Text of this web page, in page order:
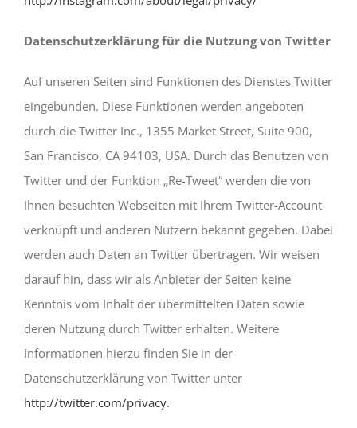
Datenschutzerklärung für die Nutzung von Twitter
Auf unseren Seiten sind Funktionen des Dienstes Twitter
eingebunden. Diese Funktionen werden angeboten
durch die Twitter Inc., 1355 Market Street, Suite 900,
San Francisco, CA 94103, USA. Durch das Benutzen von
Twitter und der Funktion „Re-Tweet“ werden die von
Ihnen besuchten Webseiten mit Ihrem Twitter-Account
verknüpft und anderen Nutzern bekannt gegeben. Dabei
werden auch Daten an Twitter übertragen. Wir weisen
darauf hin, dass wir als Anbieter der Seiten keine
Kenntnis vom Inhalt der übermittelten Daten sowie
deren Nutzung durch Twitter erhalten. Weitere
Informationen hierzu finden Sie in der
Datenschutzerklärung von Twitter unter
http://twitter.com/privacy.